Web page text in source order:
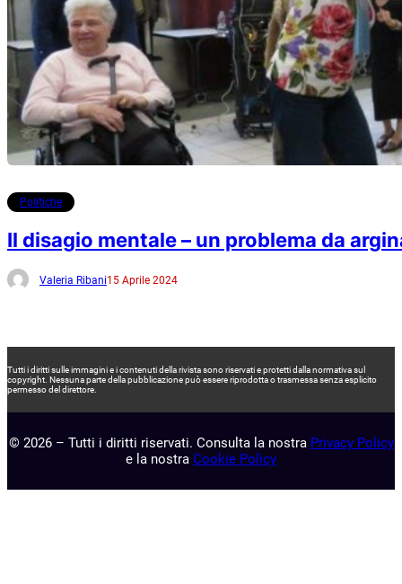
Politiche
Il disagio mentale – un problema da
Valeria Ribani15 Aprile 2024
Tutti i diritti sulle immagini e i contenuti della rivista sono riservati e protetti dalla normativa sul
copyright. Nessuna parte della pubblicazione può essere riprodotta o trasmessa senza esplicito
permesso del direttore.
© 2026 – Tutti i diritti riservati. Consulta la nostra Privacy Policy
e la nostra Cookie Policy